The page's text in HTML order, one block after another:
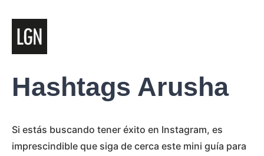
Hashtags Arusha
Si estás buscando tener éxito en Instagram, es
imprescindible que siga de cerca este mini guía para